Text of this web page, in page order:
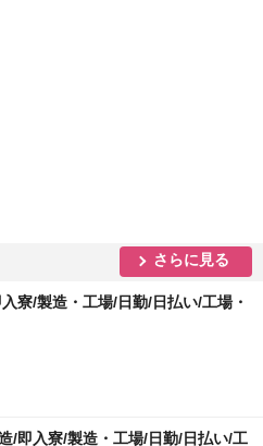
さらに見る
寮/製造・工場/日勤/日払い/工場・
/即入寮/製造・工場/日勤/日払い/工